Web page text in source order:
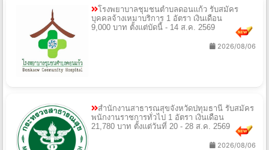
โรงพยาบาลชุมชนตำบลดอนแก้ว รับสมัคร
บุคคลจ้างเหมาบริการ 1 อัตรา เงินเดือน
9,000 บาท ตั้งแต่บัดนี้ - 14 ส.ค. 2569
2026/08/06
สํานักงานสาธารณสุขจังหวัดปทุมธานี รับสมัคร
พนักงานราชการทั่วไป 1 อัตรา เงินเดือน
21,780 บาท ตั้งแต่วันที่ 20 - 28 ส.ค. 2569
2026/08/06